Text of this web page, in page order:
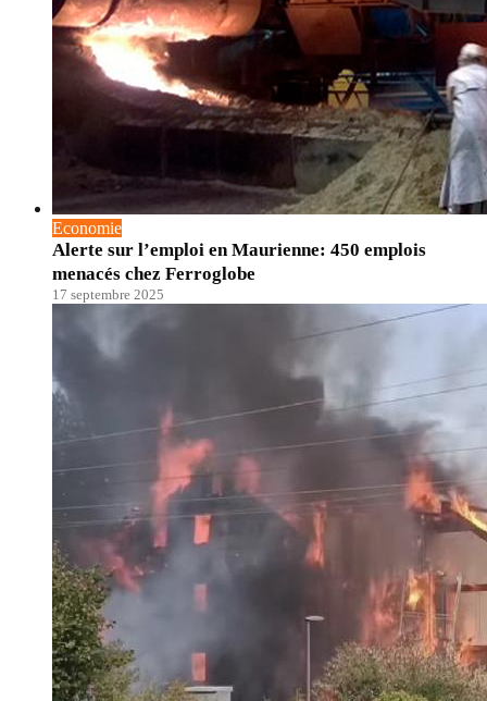
Economie
Alerte sur l’emploi en Maurienne: 450 emplois
menacés chez Ferroglobe
17 septembre 2025